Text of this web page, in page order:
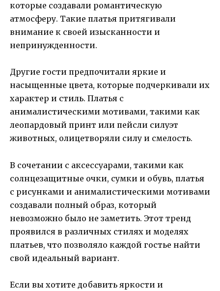
которые создавали романтическую
атмосферу. Такие платья притягивали
внимание к своей изысканности и
непринужденности.
Другие гости предпочитали яркие и
насыщенные цвета, которые подчеркивали их
характер и стиль. Платья с
анималистическими мотивами, такими как
леопардовый принт или пейсли силуэт
животных, олицетворяли силу и смелость.
В сочетании с аксессуарами, такими как
солнцезащитные очки, сумки и обувь, платья
с рисунками и анималистическими мотивами
создавали полный образ, который
невозможно было не заметить. Этот тренд
проявился в различных стилях и моделях
платьев, что позволяло каждой гостье найти
свой идеальный вариант.
Если вы хотите добавить яркости и